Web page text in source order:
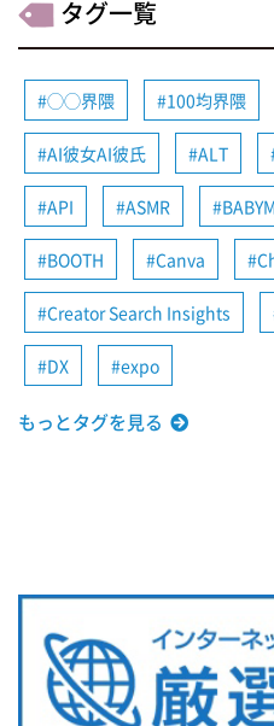
タグ一覧
◯◯界隈 100均界隈
AI彼女AI彼氏 ALT
API ASMR
BOOTH Canva
Creator Search Insights
DX expo
もっとタグを見る